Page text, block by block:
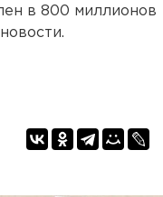
в 800 миллионов